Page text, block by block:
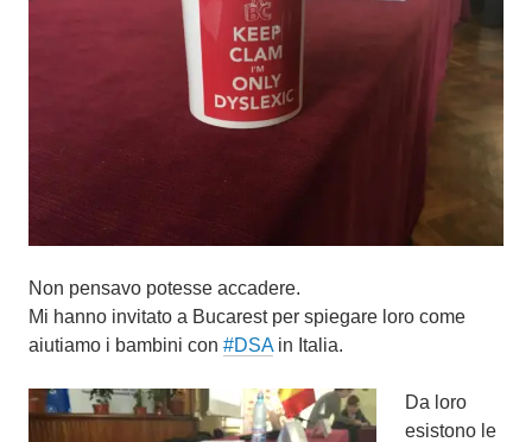
l
1
6
Non pensavo potesse accadere.
Mi hanno invitato a Bucarest per spiegare loro come
aiutiamo i bambini con #DSAin Italia.
Da loro
esistono le